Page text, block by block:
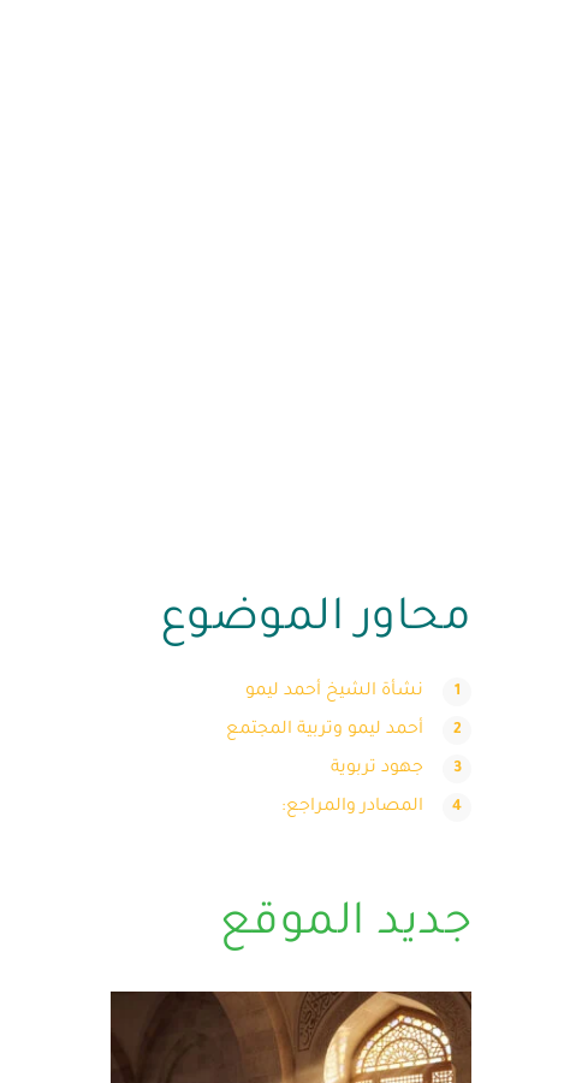
محاور الموضوع
نشأة الشيخ أحمد ليمو
أحمد ليمو وتربية المجتمع
جهود تربوية
المصادر والمراجع:
جديد الموقع